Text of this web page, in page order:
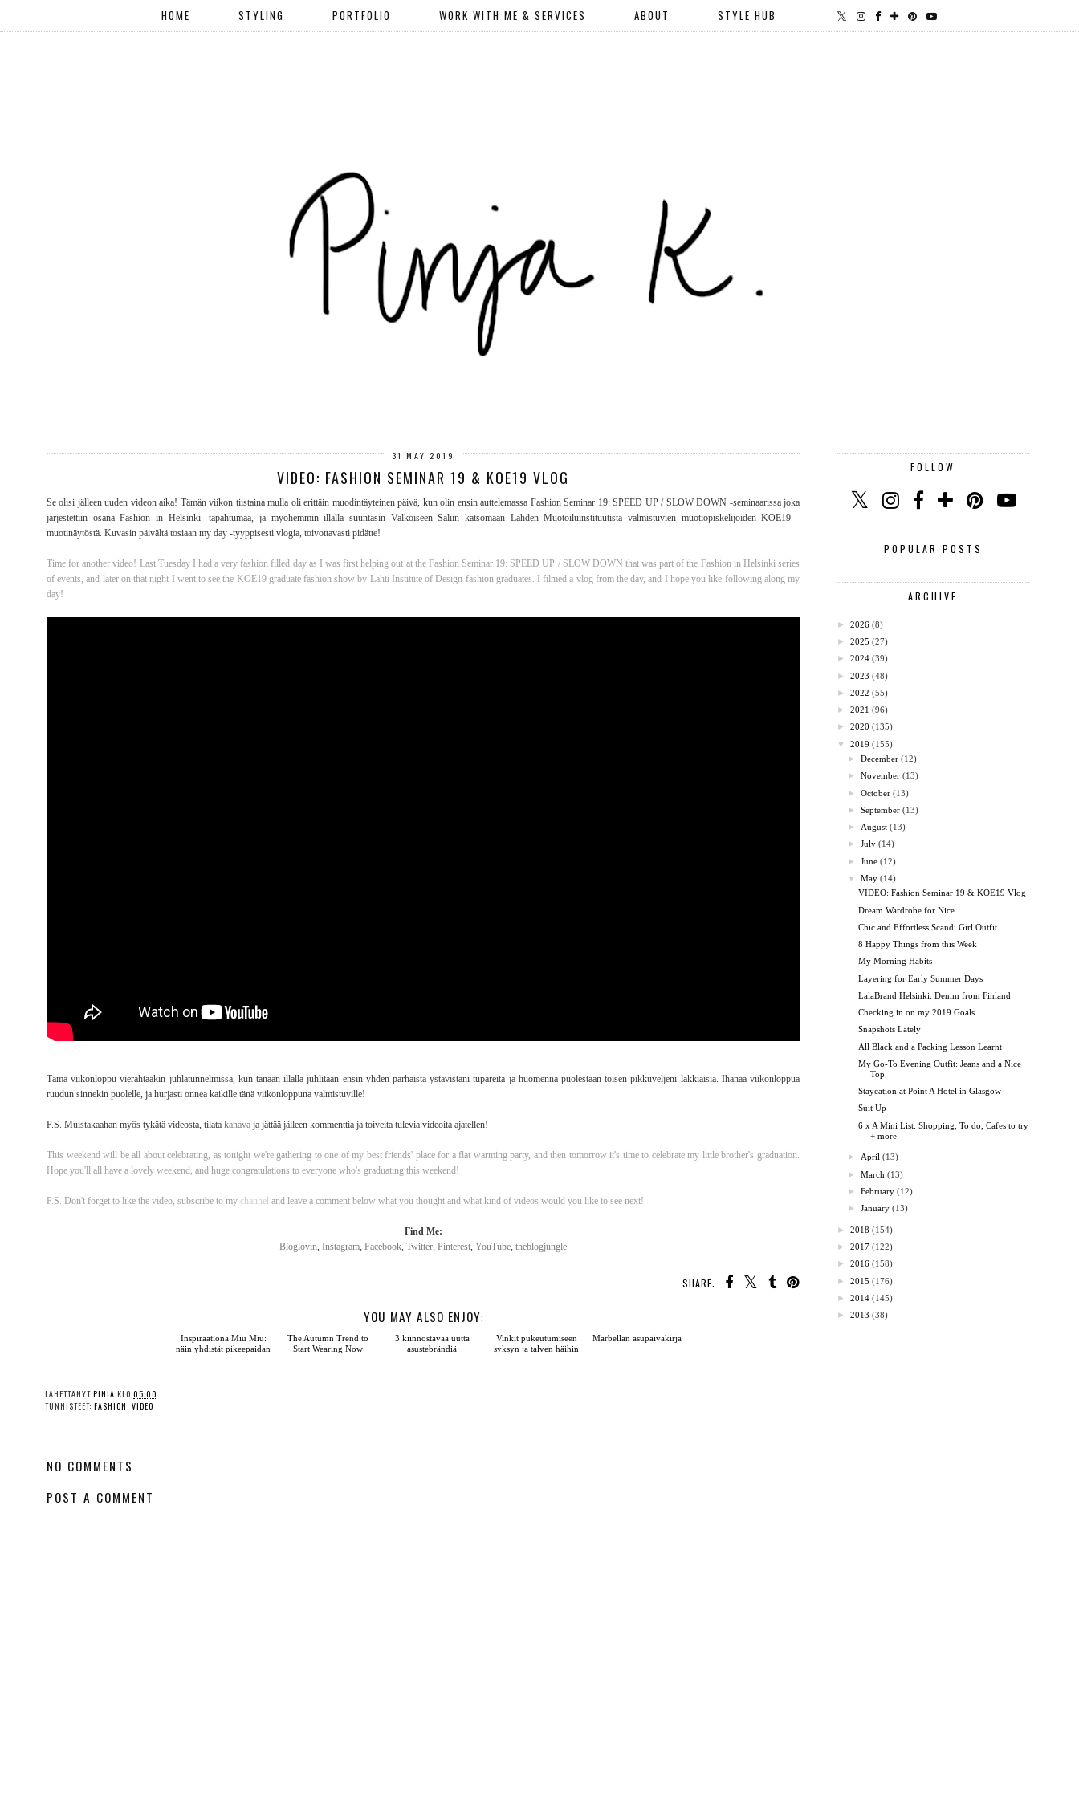
HOME STYLING PORTFOLIO WORK WITH ME & SERVICES ABOUT STYLE HUB
31 MAY 2019
VIDEO: FASHION SEMINAR 19 & KOE19 VLOG
Se olisi jälleen uuden videon aika! Tämän viikon tiistaina mulla oli erittäin muodintäyteinen päivä, kun olin ensin auttelemassa Fashion Seminar 19: SPEED UP / SLOW DOWN -seminaarissa joka
järjestettiin osana Fashion in Helsinki -tapahtumaa, ja myöhemmin illalla suuntasin Valkoiseen Saliin katsomaan Lahden Muotoiluinstituutista valmistuvien muotiopiskelijoiden KOE19 -
muotinäytöstä. Kuvasin päivältä tosiaan my day -tyyppisesti vlogia, toivottavasti pidätte!
Time for another video! Last Tuesday I had a very fashion filled day as I was first helping out at the Fashion Seminar 19: SPEED UP / SLOW DOWN that was part of the Fashion in Helsinki series
of events, and later on that night I went to see the KOE19 graduate fashion show by Lahti Institute of Design fashion graduates. I filmed a vlog from the day, and I hope you like following along my
day!
Tämä viikonloppu vierähtääkin juhlatunnelmissa, kun tänään illalla juhlitaan ensin yhden parhaista ystävistäni tupareita ja huomenna puolestaan toisen pikkuveljeni lakkiaisia. Ihanaa viikonloppua
ruudun sinnekin puolelle, ja hurjasti onnea kaikille tänä viikonloppuna valmistuville!
P.S. Muistakaahan myös tykätä videosta, tilata kanava ja jättää jälleen kommenttia ja toiveita tulevia videoita ajatellen!
This weekend will be all about celebrating, as tonight we're gathering to one of my best friends' place for a flat warming party, and then tomorrow it's time to celebrate my little brother's graduation.
Hope you'll all have a lovely weekend, and huge congratulations to everyone who's graduating this weekend!
P.S. Don't forget to like the video, subscribe to my channel and leave a comment below what you thought and what kind of videos would you like to see next!
Find Me:
Bloglovin, Instagram, Facebook, Twitter, Pinterest, YouTube, theblogjungle
SHARE:
YOU MAY ALSO ENJOY:
LÄHETTÄNYT PINJA KLO05:00
TUNNISTEET: FASHION, VIDEO
FOLLOW
POPULAR POSTS
ARCHIVE
► 2026 (8)
► 2025 (27)
► 2024 (39)
► 2023 (48)
► 2022 (55)
► 2021 (96)
► 2020 (135)
▼
2019 (155)
►December (12)
►November (13)
►October (13)
►September (13)
► August (13)
►July (14)
►June (12)
▼
May (14)
VIDEO: Fashion Seminar 19 & KOE19 Vlog
Dream Wardrobe for Nice
Chic and Effortless Scandi Girl Outfit
8 Happy Things from this Week
My Morning Habits
Layering for Early Summer Days
LalaBrand Helsinki: Denim from Finland
Checking in on my 2019 Goals
Snapshots Lately
All Black and a Packing Lesson Learnt
My Go-To Evening Outfit: Jeans and a Nice
Top
Staycation at Point A Hotel in Glasgow
Suit Up
6 x A Mini List: Shopping, To do, Cafes to try
+ more
► April (13)
►March (13)
►February (12)
►January (13)
► 2018 (154)
► 2017 (122)
► 2016 (158)
► 2015 (176)
► 2014 (145)
► 2013 (38)